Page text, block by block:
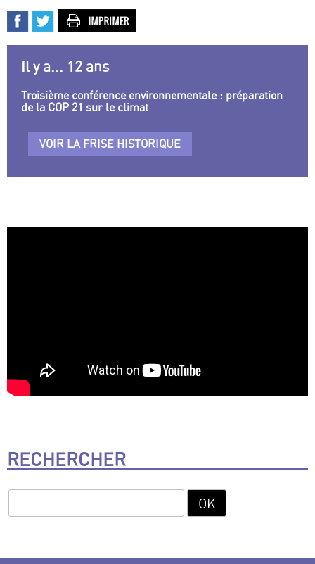
Il y a... 12 ans
Troisième conférence environnementale : préparation
de la COP 21 sur le climat
VOIR LA FRISE HISTORIQUE
RECHERCHER